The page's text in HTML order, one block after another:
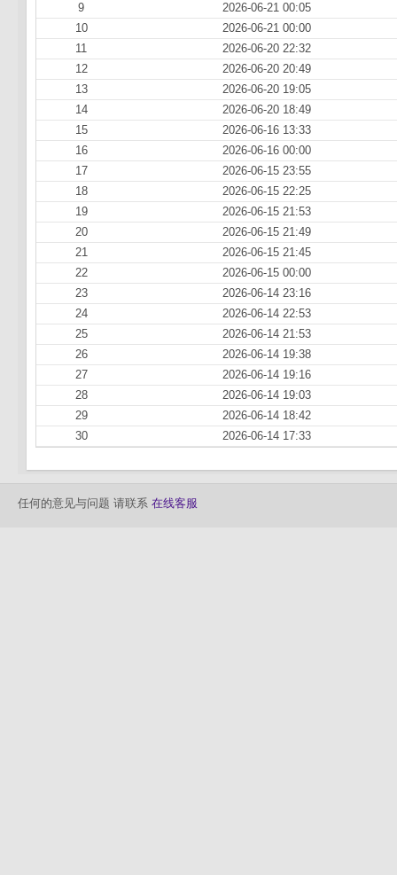
9
2026-06-21 00:05
10
2026-06-21 00:00
11
2026-06-20 22:32
12
2026-06-20 20:49
13
2026-06-20 19:05
14
2026-06-20 18:49
15
2026-06-16 13:33
16
2026-06-16 00:00
17
2026-06-15 23:55
18
2026-06-15 22:25
19
2026-06-15 21:53
20
2026-06-15 21:49
21
2026-06-15 21:45
22
2026-06-15 00:00
23
2026-06-14 23:16
24
2026-06-14 22:53
25
2026-06-14 21:53
26
2026-06-14 19:38
27
2026-06-14 19:16
28
2026-06-14 19:03
29
2026-06-14 18:42
30
2026-06-14 17:33
任何的意见与问题 请联系 在线客服